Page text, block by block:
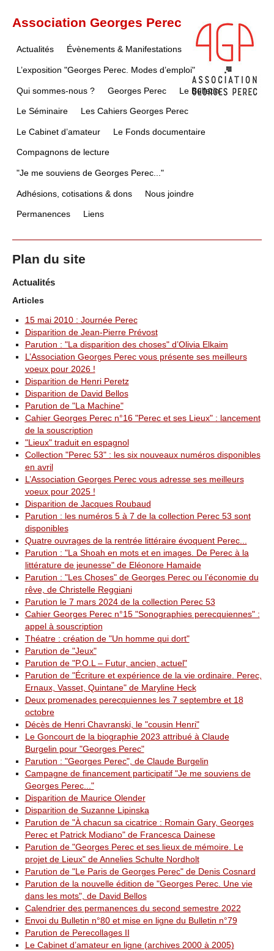
Association Georges Perec
Actualités Évènements & Manifestations
L’exposition "Georges Perec. Modes d’emploi"
Qui sommes-nous ? Georges Perec Le Bulletin
Le Séminaire Les Cahiers Georges Perec
Le Cabinet d’amateur Le Fonds documentaire
Compagnons de lecture
"Je me souviens de Georges Perec..."
Adhésions, cotisations & dons Nous joindre
Permanences Liens
Plan du site
Actualités
Articles
15 mai 2010 : Journée Perec
Disparition de Jean-Pierre Prévost
Parution : "La disparition des choses" d’Olivia Elkaim
L’Association Georges Perec vous présente ses meilleurs
voeux pour 2026 !
Disparition de Henri Peretz
Disparition de David Bellos
Parution de "La Machine"
Cahier Georges Perec n°16 "Perec et ses Lieux" : lancement
de la souscription
"Lieux" traduit en espagnol
Collection "Perec 53" : les six nouveaux numéros disponibles
en avril
L’Association Georges Perec vous adresse ses meilleurs
voeux pour 2025 !
Disparition de Jacques Roubaud
Parution : les numéros 5 à 7 de la collection Perec 53 sont
disponibles
Quatre ouvrages de la rentrée littéraire évoquent Perec...
Parution : "La Shoah en mots et en images. De Perec à la
littérature de jeunesse" de Eléonore Hamaide
Parution : "Les Choses" de Georges Perec ou l’économie du
rêve, de Christelle Reggiani
Parution le 7 mars 2024 de la collection Perec 53
Cahier Georges Perec n°15 "Sonographies perecquiennes" :
appel à souscription
Théatre : création de "Un homme qui dort"
Parution de "Jeux"
Parution de "P.O.L – Futur, ancien, actuel"
Parution de "Écriture et expérience de la vie ordinaire. Perec,
Ernaux, Vasset, Quintane" de Maryline Heck
Deux promenades perecquiennes les 7 septembre et 18
octobre
Décès de Henri Chavranski, le "cousin Henri"
Le Goncourt de la biographie 2023 attribué à Claude
Burgelin pour "Georges Perec"
Parution : "Georges Perec", de Claude Burgelin
Campagne de financement participatif "Je me souviens de
Georges Perec..."
Disparition de Maurice Olender
Disparition de Suzanne Lipinska
Parution de "À chacun sa cicatrice : Romain Gary, Georges
Perec et Patrick Modiano" de Francesca Dainese
Parution de "Georges Perec et ses lieux de mémoire. Le
projet de Lieux" de Annelies Schulte Nordholt
Parution de "Le Paris de Georges Perec" de Denis Cosnard
Parution de la nouvelle édition de "Georges Perec. Une vie
dans les mots", de David Bellos
Calendrier des permanences du second semestre 2022
Envoi du Bulletin n°80 et mise en ligne du Bulletin n°79
Parution de Perecollages II
Le Cabinet d’amateur en ligne (archives 2000 à 2005)